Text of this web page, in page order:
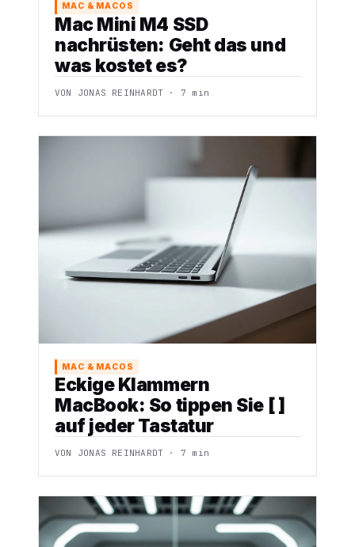
MAC & MACOS
Mac Mini M4 SSD
nachrüsten: Geht das und
was kostet es?
VON JONAS REINHARDT · 7 min
MAC & MACOS
Eckige Klammern
MacBook: So tippen Sie [ ]
auf jeder Tastatur
VON JONAS REINHARDT · 7 min